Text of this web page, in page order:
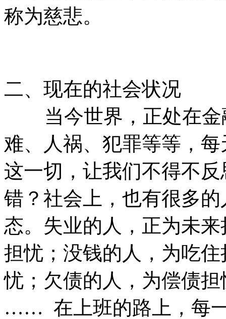
称为慈悲。
二、现在的社会状况
当今世界，正处在金
难、人祸、犯罪等等，
这一切，让我们不得不
错？社会上，也有很多
态。失业的人，正为未
担忧；没钱的人，为吃
忧；欠债的人，为偿债
…… 在上班的路上，每